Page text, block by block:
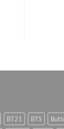
BT21 BTS